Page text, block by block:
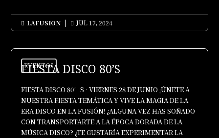
 LAFUSION |  JUL 17, 2024
EVENTOS
FIESTA DISCO 80’S
FIESTA DISCO 80’S · VIERNES 28 DE JUNIO ¡ÚNETE A
NUESTRA FIESTA TEMÁTICA Y VIVE LA MAGIA DE LA
ERA DISCO EN LA FUSIÓN! ¿ALGUNA VEZ HAS SOÑADO
CON TRANSPORTARTE A LA ÉPOCA DORADA DE LA
MÚSICA DISCO? ¿TE GUSTARÍA EXPERIMENTAR LA